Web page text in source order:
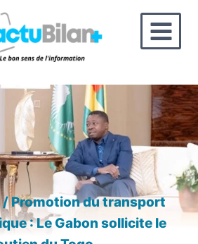
/Promotion du transport
: Le Gabon sollicite le